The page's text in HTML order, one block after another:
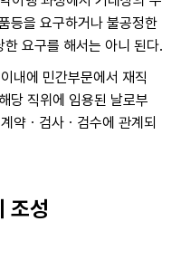
등을 요구하거나 불공정한
요구를 해서는 아니 된다.
내에 민간부문에서 재직
당 직위에 임용된 날로부
약ㆍ검사ㆍ검수에 관계되
조성